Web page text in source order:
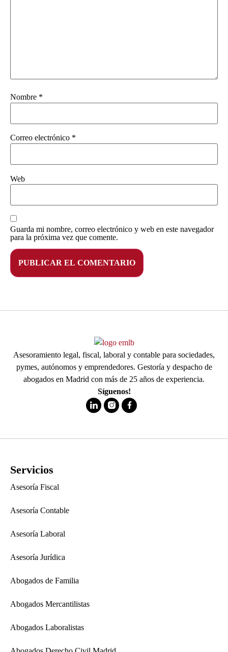
Nombre *
Correo electrónico *
Web
Guarda mi nombre, correo electrónico y web en este navegador
para la próxima vez que comente.
Asesoramiento legal, fiscal, laboral y contable para sociedades,
pymes, autónomos y emprendedores. Gestoría y despacho de
abogados en Madrid con más de 25 años de experiencia.
Síguenos!
Servicios
Asesoría Fiscal
Asesoría Contable
Asesoría Laboral
Asesoría Jurídica
Abogados de Familia
Abogados Mercantilistas
Abogados Laboralistas